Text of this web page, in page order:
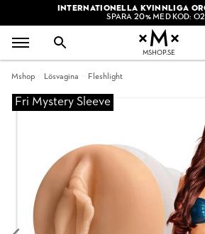
INTERNATIONELLA KVINNLIGA
SPARA 20% MED KOD:
MSHOP.SE
Mshop Lösvagina Fleshlight
Fri Mystery Sleeve